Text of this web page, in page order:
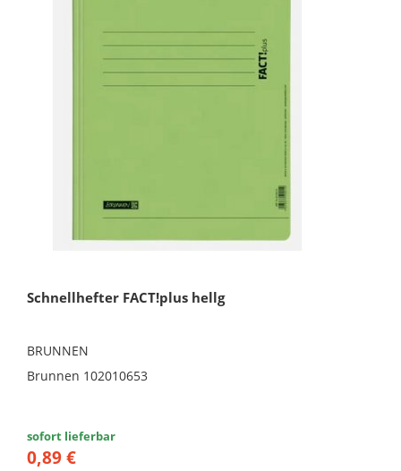
Schnellhefter FACT!plus hellg
BRUNNEN
Brunnen 102010653
sofort lieferbar
0,89 €